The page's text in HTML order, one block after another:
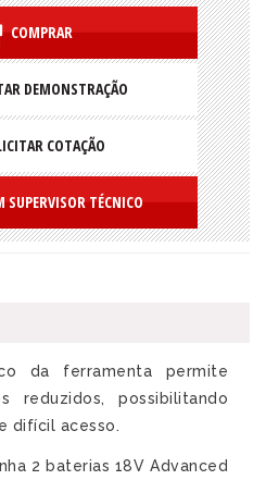
COMPRAR
DEMONSTRAÇÃO
COTAÇÃO
SUPERVISOR TÉCNICO
da ferramenta permite
reduzidos, possibilitando
difícil acesso.
2 baterias 18V Advanced